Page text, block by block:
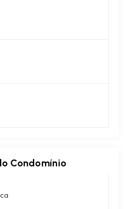
Condomínio